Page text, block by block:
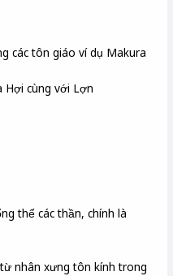
các tôn giáo ví dụ Makura
Hợi cùng với Lợn
thể các thần, chính là
nhân xưng tôn kính trong